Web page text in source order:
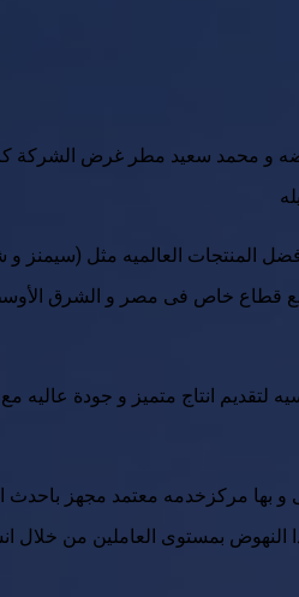
سنة 1992بواسطه محمد حسين عويضه و محمد
المنتجات العالميه مثل
فى 2005 انشاءة الشركة اول مصنع قطاع خاص
انتاج متميز و جودة عاليه
بمستوى العاملين من خلال